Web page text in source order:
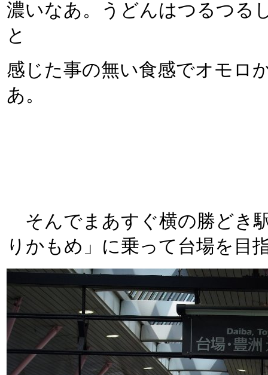
濃いなあ。うどんはつるつる
と
感じた事の無い食感でオモロ
あ。
そんでまあすぐ横の勝どき
りかもめ」に乗って台場を目